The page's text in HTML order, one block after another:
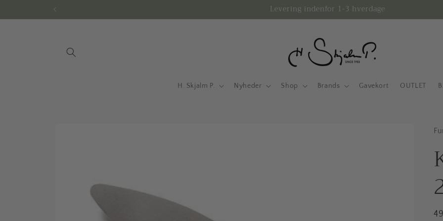
Afhentning - Mulighed i vores fysiske butik
H. Skjalm P. Nyheder Shop Brands Gavekort OUTLET